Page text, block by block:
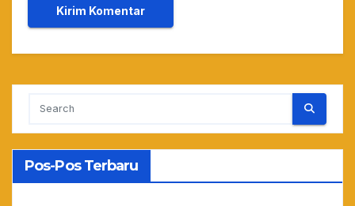
Pos-Pos Terbaru